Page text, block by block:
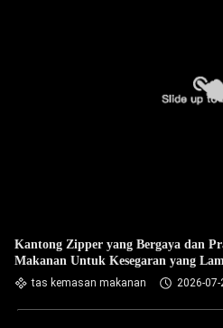
Kantong Zipper yang Bergaya dan
Makanan Untuk Kesegaran yang
tas kemasan makanan 2026-07-